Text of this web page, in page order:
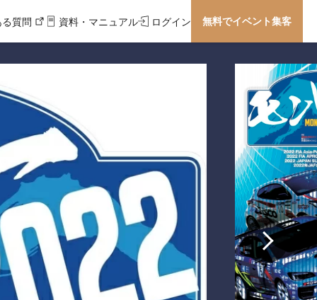
る質問 資料・マニュアル ログイン 無料でイベント集客